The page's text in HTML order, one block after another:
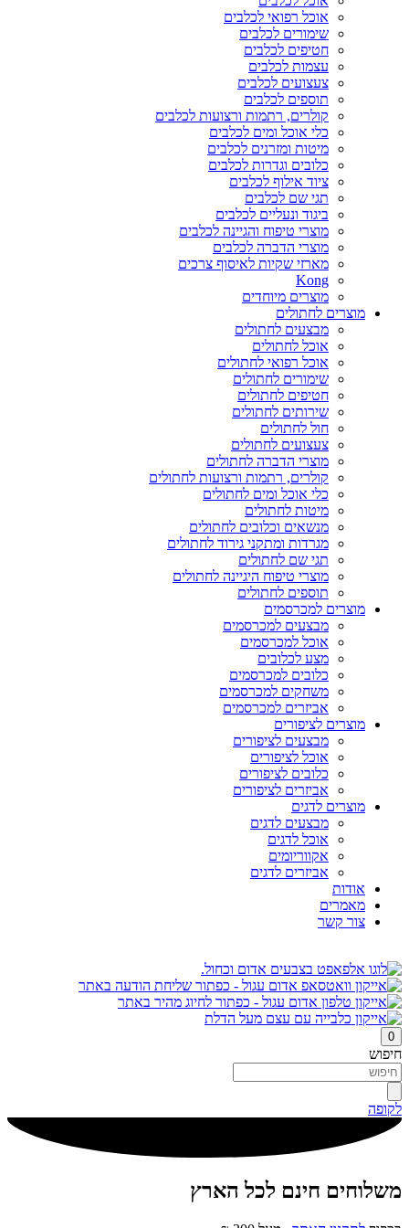
אוכל רפואי לכלבים
שימורים לכלבים
חטיפים לכלבים
עצמות לכלבים
צעצועים לכלבים
תוספים לכלבים
קולרים, רתמות ורצועות לכלבים
כלי אוכל ומים לכלבים
מיטות ומזרנים לכלבים
כלובים וגדרות לכלבים
ציוד אילוף לכלבים
תגי שם לכלבים
ביגוד ונעליים לכלבים
מוצרי טיפוח והגיינה לכלבים
מוצרי הדברה לכלבים
מארזי שקיות לאיסוף צרכים
Kong
מוצרים מיוחדים
מוצרים לחתולים
מבצעים לחתולים
אוכל לחתולים
אוכל רפואי לחתולים
שימורים לחתולים
חטיפים לחתולים
שירותים לחתולים
חול לחתולים
צעצועים לחתולים
מוצרי הדברה לחתולים
קולרים, רתמות ורצועות לחתולים
כלי אוכל ומים לחתולים
מיטות לחתולים
מנשאים וכלובים לחתולים
מגרדות ומתקני גירוד לחתולים
תגי שם לחתולים
מוצרי טיפוח היגיינה לחתולים
תוספים לחתולים
מוצרים למכרסמים
מבצעים למכרסמים
אוכל למכרסמים
מצע לכלובים
כלובים למכרסמים
משחקים למכרסמים
אביזרים למכרסמים
מוצרים לציפורים
מבצעים לציפורים
אוכל לציפורים
כלובים לציפורים
אביזרים לציפורים
מוצרים לדגים
מבצעים לדגים
אוכל לדגים
אקווריומים
אביזרים לדגים
אודות
מאמרים
צור קשר
0
חיפוש
לקופה
משלוחים חינם לכל הארץ